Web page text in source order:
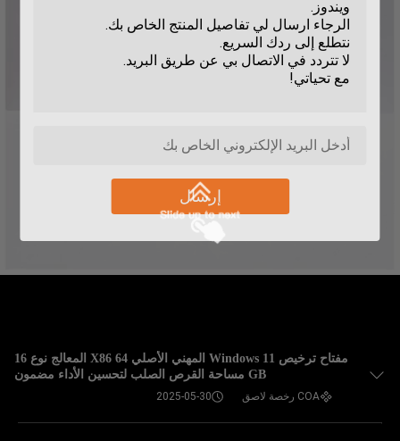
إرسال
مفتاح ترخيص Windows 11 المهني الأصلي X86 64 المعالج نوع 16
GB مساحة القرص الصلب لتحسين الأداء مضمون
COA رخصة لاصق 2025-05-30